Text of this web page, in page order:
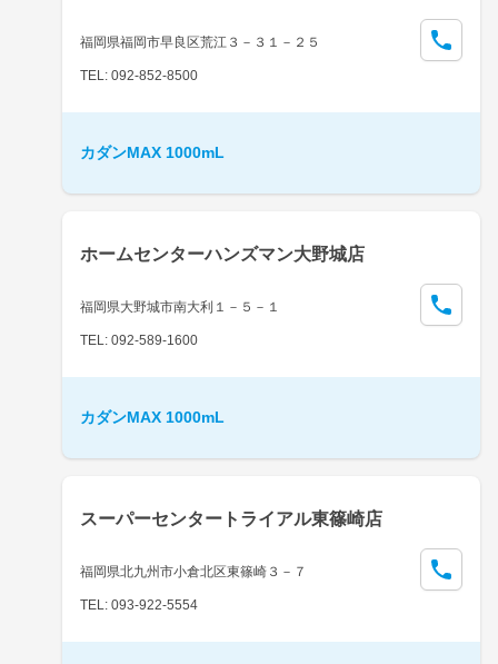
福岡県福岡市早良区荒江３－３１－２５
TEL: 092-852-8500
カダンMAX 1000mL
ホームセンターハンズマン大野城店
福岡県大野城市南大利１－５－１
TEL: 092-589-1600
カダンMAX 1000mL
スーパーセンタートライアル東篠崎店
福岡県北九州市小倉北区東篠崎３－７
TEL: 093-922-5554